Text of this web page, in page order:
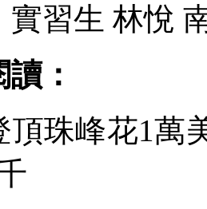
生 林悅
：
峰花1萬美